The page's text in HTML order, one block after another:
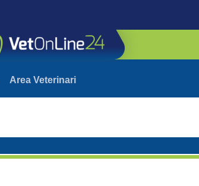
Area Veterinari